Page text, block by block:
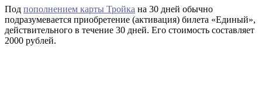
Под пополнением карты Тройка на 30 дней обычно
подразумевается приобретение (активация) билета «Единый»,
действительного в течение 30 дней. Его стоимость составляет
2000 рублей.